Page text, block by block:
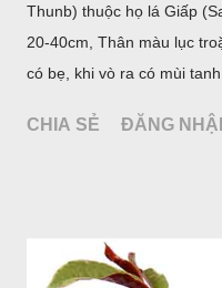
Thunb) thuộc họ lá Giấp
20-40cm, Thân màu lục
có bẹ, khi vò ra có mùi
nhạt. Hạt hình trái xoan
CHIA SẺ ĐĂNG